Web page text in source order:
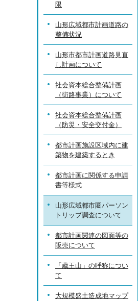
限
山形広域都市計画道路の
整備状況
山形市都市計画道路見直
し計画について
社会資本総合整備計画
（街路事業）について
社会資本総合整備計画
（防災・安全交付金）
都市計画施設区域内に建
築物を建築するとき
都市計画に関係する申請
書等様式
山形広域都市圏パーソン
トリップ調査について
都市計画関連の図面等の
販売について
「蔵王山」の呼称につい
て
大規模盛土造成地マップ